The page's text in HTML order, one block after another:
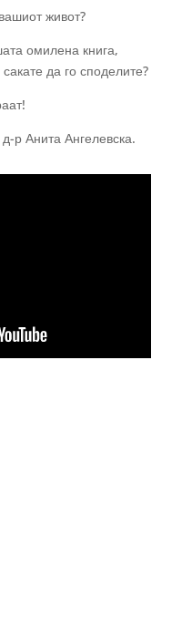
живот?
омилена книга,
да го споделите?
р Анита Ангелевска.